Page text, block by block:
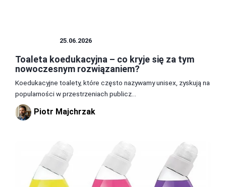
25.06.2026
Toaleta koedukacyjna – co kryje się za tym
nowoczesnym rozwiązaniem?
Koedukacyjne toalety, które często nazywamy unisex, zyskują na
popularności w przestrzeniach publicz...
Piotr Majchrzak